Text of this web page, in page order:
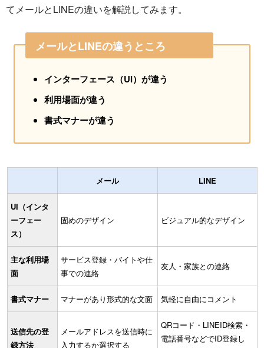
てメールとLINEの違いを解説してみます。
メールとLINEの違うところ
インターフェース（UI）が違う
利用場面が違う
書式マナーが違う
メール LINE
UI（インタ
ーフェー
ス）
固めのデザイン ビジュアル的なデザイン
主な利用場
面
サービス登録・バイトや仕
事での連絡
友人・家族との連絡
書式マナー マナーがあり形式的な文面 気軽に自由にコメント
送信先の登
録方法
メールアドレスを送信時に
入力するか選択する
QRコード・LINEID検索・
電話番号などでID登録し